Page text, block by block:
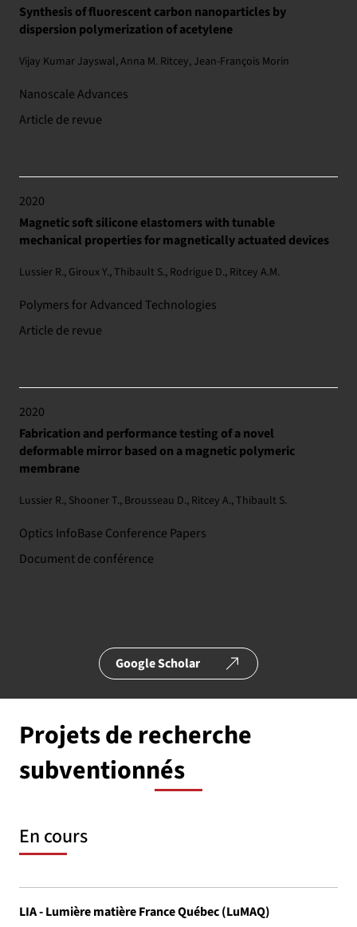
Synthesis of fluorescent carbon nanoparticles by
dispersion polymerization of acetylene
Vijay Kumar Jayswal, Anna M. Ritcey, Jean-François Morin
Nanoscale Advances
Article de revue
2020
Magnetic soft silicone elastomers with tunable
mechanical properties for magnetically actuated devices
Lussier R., Giroux Y., Thibault S., Rodrigue D., Ritcey A.M.
Polymers for Advanced Technologies
Article de revue
2020
Fabrication and performance testing of a novel
deformable mirror based on a magnetic polymeric
membrane
Lussier R., Shooner T., Brousseau D., Ritcey A., Thibault S.
Optics InfoBase Conference Papers
Document de conférence
Google Scholar
Projets de recherche
subventionnés
En cours
LIA - Lumière matière France Québec (LuMAQ)